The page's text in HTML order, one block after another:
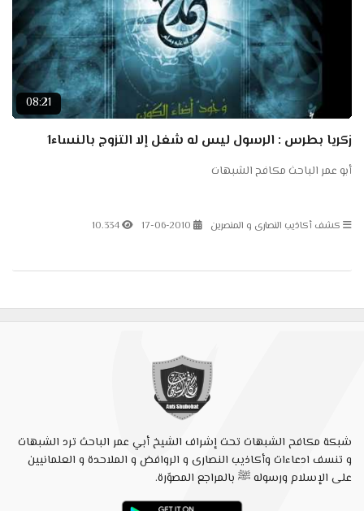
08:21
زكريا بطرس : الرسول ليس له شغل إلا التزوج بالنساء1
أبو عمر الباحث مكافح الشبهات
كشف أكاذيب النصارى و المنصرين 17-06-2010
10.334
شبكة مكافح الشبهات تحت إشراف الشيخ أبي عمر الباحث ترد الشبهات
و تنسف ادعاءات وأكاذيب النصارى و الروافض و الملاحدة و العلمانيين
على الإسلام ورسوله ﷺ بالمراجع المصوّرة.